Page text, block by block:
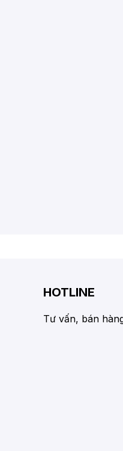
HOTLINE
Tư vấn, bán